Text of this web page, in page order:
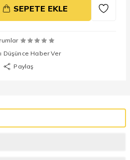
SEPETE EKLE
Düşünce Haber Ver
Paylaş